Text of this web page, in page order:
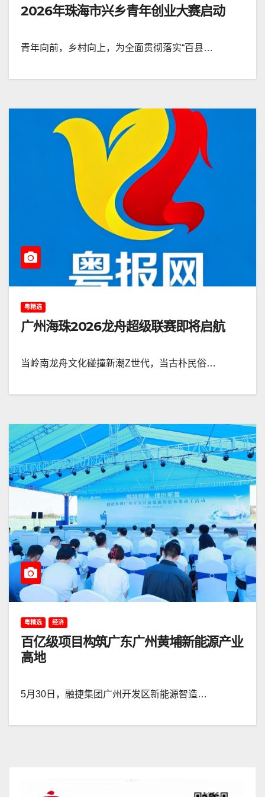
2026年珠海市兴乡青年创业大赛启动
青年向前，乡村向上，为全面贯彻落实“百县…
粤精选
广州海珠2026龙舟超级联赛即将启航
当岭南龙舟文化碰撞新潮Z世代，当古朴民俗…
粤精选 经济
百亿级项目构筑广东广州黄埔新能源产业
高地
5月30日，融捷集团广州开发区新能源智造…